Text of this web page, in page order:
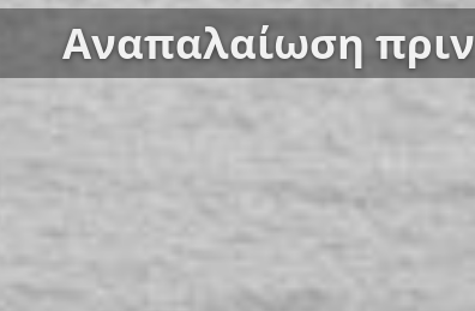
Αναπαλαίωση πριν